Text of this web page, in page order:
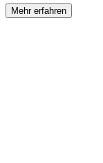
Mehr erfahren